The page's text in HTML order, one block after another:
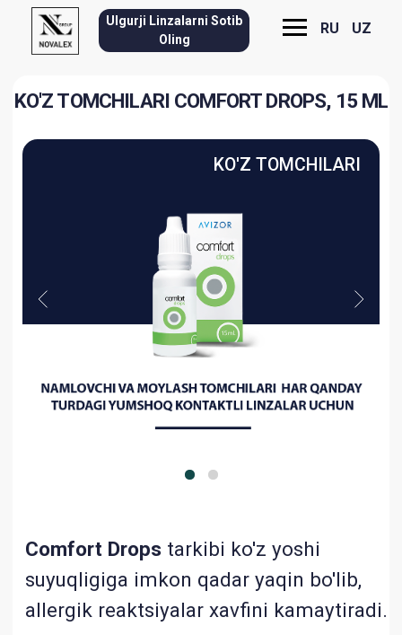
Ulgurji Linzalarni Sotib
Oling
UZ
RU
QAYERDAN SOTIB OLISH MUMKIN
Ushbu tomchilar har qanday turdagi
Comfort Dropstarkibi ko'z yoshi
suyuqligiga imkon qadar yaqin bo'lib,